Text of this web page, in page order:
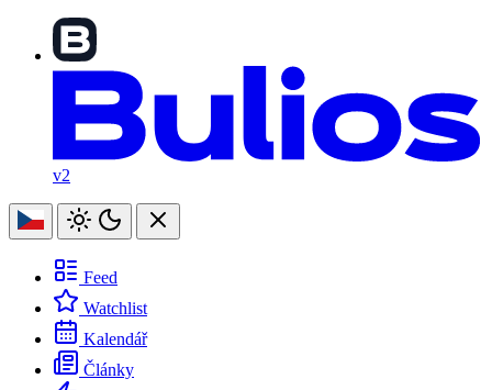
v2
Feed
Watchlist
Kalendář
Články